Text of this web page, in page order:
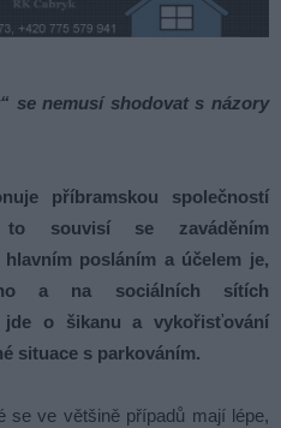
se nemusí shodovat s názory
příbramskou společností
souvisí se zaváděním
posláním a účelem je,
a na sociálních sítích
jde o šikanu a vykořisťování
situace s parkováním.
se ve většině případů mají lépe,